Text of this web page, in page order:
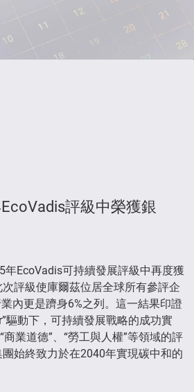
評級中榮獲銀
EcoVadis可持續發展評級中再度獲
評級使庫爾茲位居全球所有參評企
內更是躋身6%之列。這一結果印證
驅動下，可持續發展戰略的成功實
商業道德”、“勞工與人權”等領域的評
始終致力於在2040年實現碳中和的